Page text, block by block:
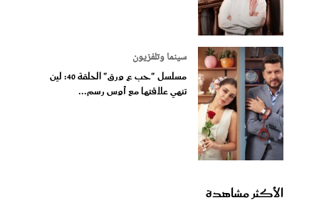
سينما وتلفزيون
مسلسل "حب ع ورق" الحلقة 40: لين
تنهي علاقتها مع أوس رسم...
الأكثر مشاهدة